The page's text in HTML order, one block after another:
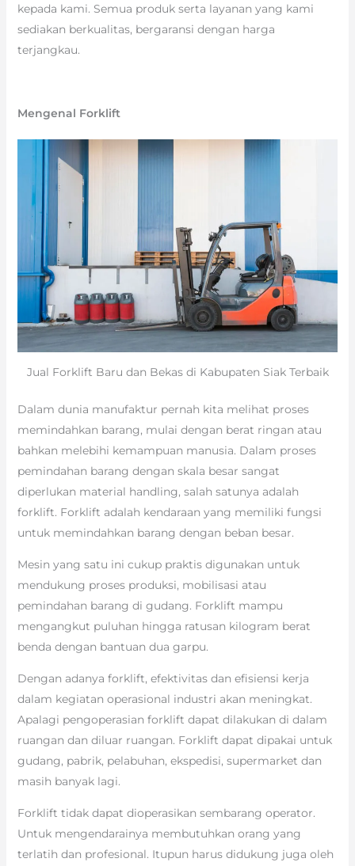
kepada kami. Semua produk serta layanan yang kami
sediakan berkualitas, bergaransi dengan harga
terjangkau.
Mengenal Forklift
Jual Forklift Baru dan Bekas di Kabupaten Siak Terbaik
Dalam dunia manufaktur pernah kita melihat proses
memindahkan barang, mulai dengan berat ringan atau
bahkan melebihi kemampuan manusia. Dalam proses
pemindahan barang dengan skala besar sangat
diperlukan material handling, salah satunya adalah
forklift. Forklift adalah kendaraan yang memiliki fungsi
untuk memindahkan barang dengan beban besar.
Mesin yang satu ini cukup praktis digunakan untuk
mendukung proses produksi, mobilisasi atau
pemindahan barang di gudang. Forklift mampu
mengangkut puluhan hingga ratusan kilogram berat
benda dengan bantuan dua garpu.
Dengan adanya forklift, efektivitas dan efisiensi kerja
dalam kegiatan operasional industri akan meningkat.
Apalagi pengoperasian forklift dapat dilakukan di dalam
ruangan dan diluar ruangan. Forklift dapat dipakai untuk
gudang, pabrik, pelabuhan, ekspedisi, supermarket dan
masih banyak lagi.
Forklift tidak dapat dioperasikan sembarang operator.
Untuk mengendarainya membutuhkan orang yang
terlatih dan profesional. Itupun harus didukung juga oleh